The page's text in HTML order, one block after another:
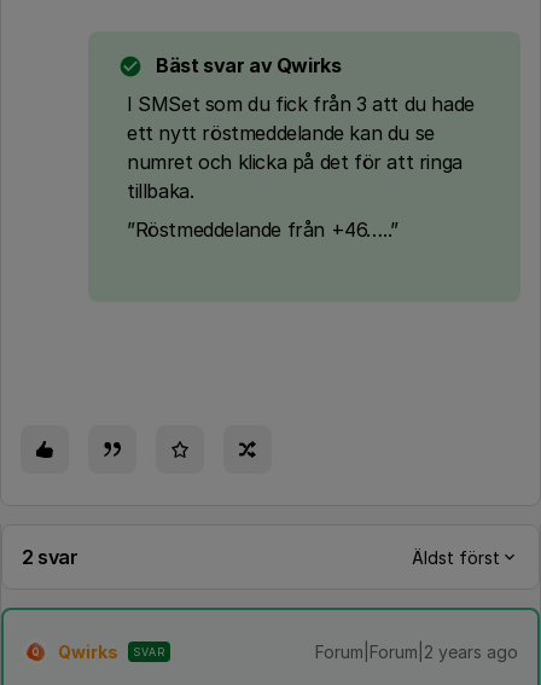
Bäst svar av Qwirks
I SMSet som du fick från 3 att du hade
ett nytt röstmeddelande kan du se
numret och klicka på det för att ringa
tillbaka.
”Röstmeddelande från +46…..”
2 svar Äldst först
Q Qwirks SVAR Forum|Forum|2 years ago